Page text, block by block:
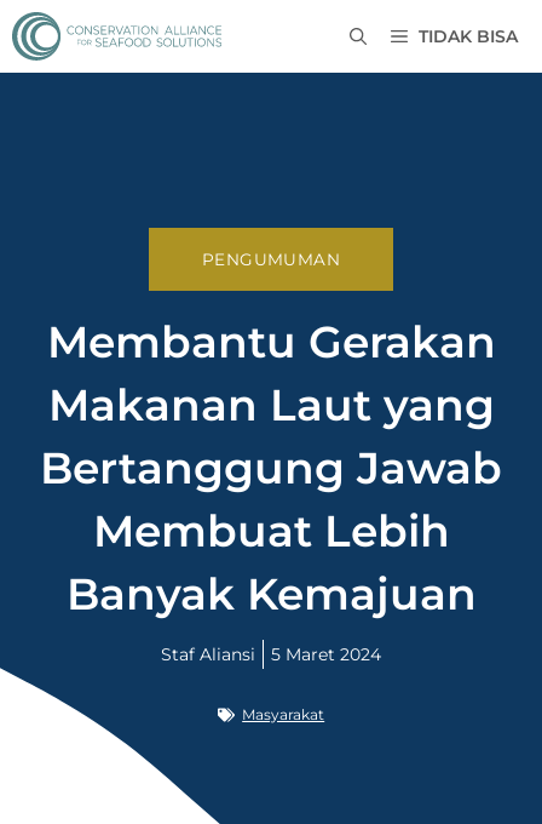
TIDAK BISA
PENGUMUMAN
Membantu Gerakan
Makanan Laut yang
Bertanggung Jawab
Membuat Lebih
Banyak Kemajuan
Staf Aliansi 5 Maret 2024
Masyarakat